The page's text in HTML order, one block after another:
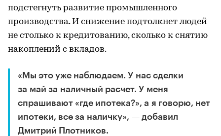
подстегнуть развитие промышленного
производства. И снижение подтолкнет людей
не столько к кредитованию, сколько к снятию
накоплений с вкладов.
«Мы это уже наблюдаем. У нас сделки
за май за наличный расчет. У меня
спрашивают «где ипотека?», а я говорю, нет
ипотеки, все за наличку», — добавил
Дмитрий Плотников.